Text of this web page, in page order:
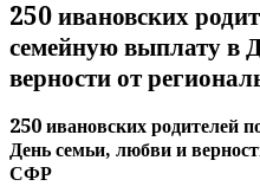
250 ивановских
семейную выплату в
верности от
250 ивановских родителей
День семьи, любви и
СФР